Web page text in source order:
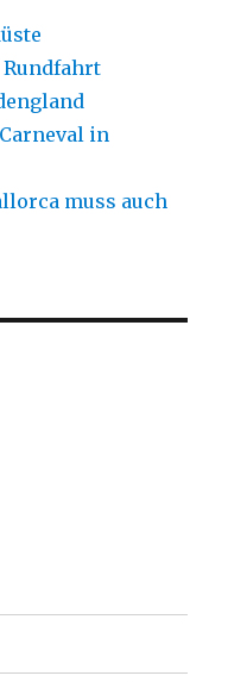
Carneval in
muss auch